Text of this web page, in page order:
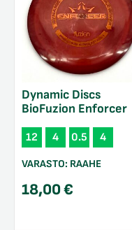
Dynamic Discs
BioFuzion Enforcer
12 4 0.5 4
VARASTO: RAAHE
18,00€